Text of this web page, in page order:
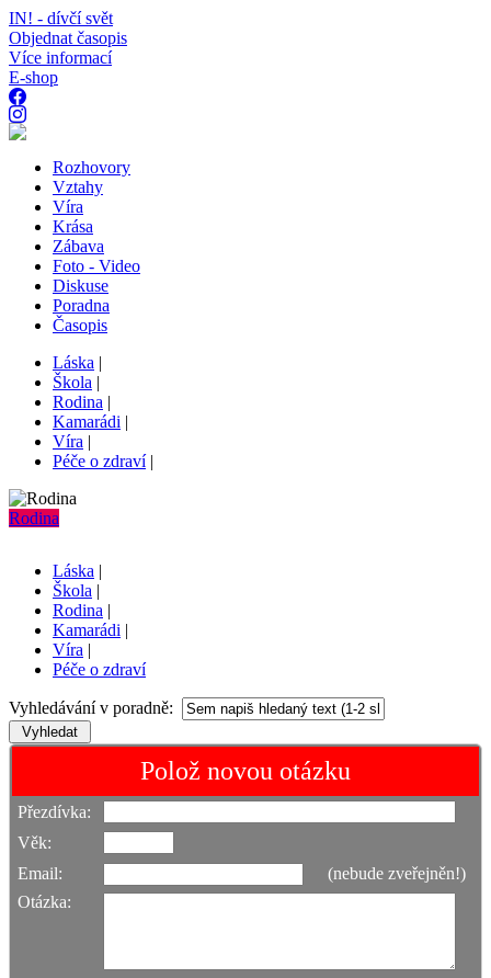
IN! - dívčí svět
Objednat časopis
Více informací
E-shop
Rozhovory
Vztahy
Víra
Krása
Zábava
Foto - Video
Diskuse
Poradna
Časopis
Láska |
Škola |
Rodina |
Kamarádi |
Víra |
Péče o zdraví|
Rodina
Láska |
Škola |
Rodina |
Kamarádi |
Víra |
Péče o zdraví
Vyhledávání v poradně:
Polož novou otázku
Přezdívka:
Věk:
Email:
(nebude zveřejněn!)
Otázka: